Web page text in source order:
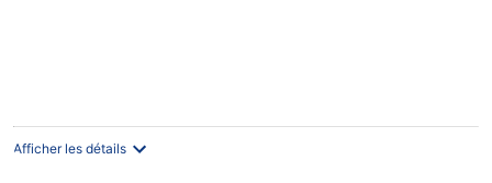
Afficher les détails